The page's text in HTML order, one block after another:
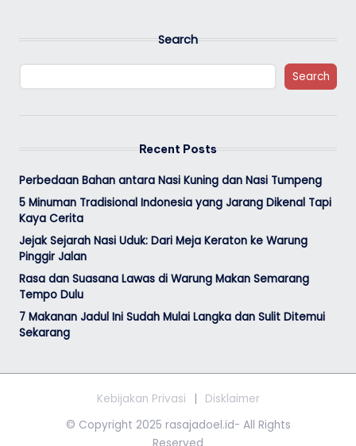
Search
Search
Recent Posts
Perbedaan Bahan antara Nasi Kuning dan Nasi Tumpeng
5 Minuman Tradisional Indonesia yang Jarang Dikenal Tapi
Kaya Cerita
Jejak Sejarah Nasi Uduk: Dari Meja Keraton ke Warung
Pinggir Jalan
Rasa dan Suasana Lawas di Warung Makan Semarang
Tempo Dulu
7 Makanan Jadul Ini Sudah Mulai Langka dan Sulit Ditemui
Sekarang
Kebijakan Privasi
Disklaimer
© Copyright 2025 rasajadoel.id- All Rights